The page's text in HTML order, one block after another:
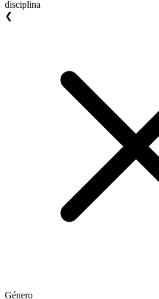
disciplina
❮
Género